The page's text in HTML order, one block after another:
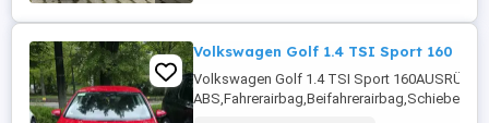
Volkswagen Golf 1.4 TSI Sport 160
Volkswagen Golf 1.4 TSI Sport